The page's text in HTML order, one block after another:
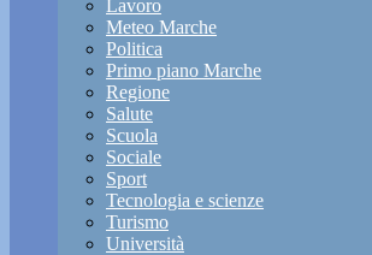
Lavoro
Meteo Marche
Politica
Primo piano Marche
Regione
Salute
Scuola
Sociale
Sport
Tecnologia e scienze
Turismo
Università